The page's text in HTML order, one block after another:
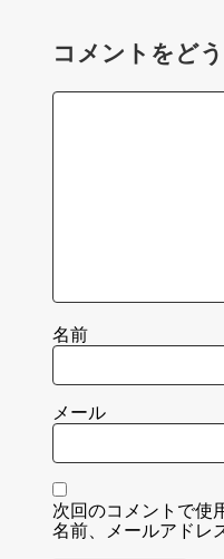
コメントをど
名前
メール
次回のコメントで使
名前、メールアドレ